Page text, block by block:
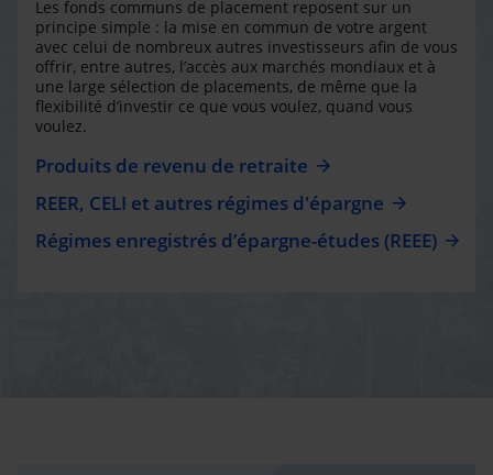
Les fonds communs de placement reposent sur un
principe simple : la mise en commun de votre argent
avec celui de nombreux autres investisseurs afin de vous
offrir, entre autres, l’accès aux marchés mondiaux et à
une large sélection de placements, de même que la
flexibilité d’investir ce que vous voulez, quand vous
voulez.
Produits de revenu de retraite
REER, CELI et autres régimes d'épargne
Régimes enregistrés d’épargne-études (REEE)